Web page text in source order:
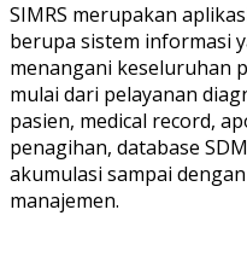
SIMRS merupakan
berupa sistem informasi
menangani keseluruhan
mulai dari pelayanan
pasien, medical record,
penagihan, database
akumulasi sampai
manajemen.